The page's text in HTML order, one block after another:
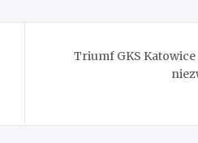
Triumf GKS Katowice